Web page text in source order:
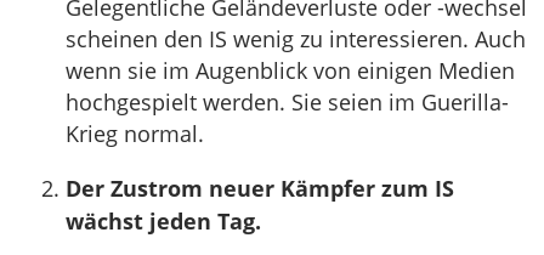
Gelegentliche Geländeverluste oder -wechsel
scheinen den IS wenig zu interessieren. Auch
wenn sie im Augenblick von einigen Medien
hochgespielt werden. Sie seien im Guerilla-
Krieg normal.
Der Zustrom neuer Kämpfer zum IS
wächst jeden Tag.